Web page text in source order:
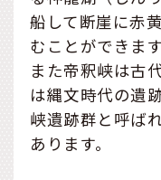
船して断崖に赤
むことができます
また帝釈峡は古
は縄文時代の遺
峡遺跡群と呼ば
あります。